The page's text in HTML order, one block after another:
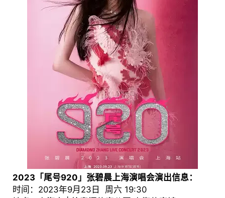
2023「尾号920」张碧晨上海演唱会演出信息：
时间：2023年9月23日 周六 19:30